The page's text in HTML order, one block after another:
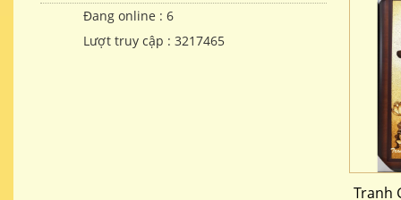
Tranh
Đang online : 6
Lượt truy cập : 3217465